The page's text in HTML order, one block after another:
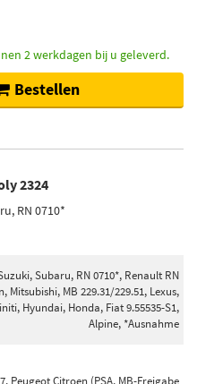
2 werkdagen bij u geleverd.
Bestellen
2324
RN 0710*
Subaru, RN 0710*, Renault RN
Mitsubishi, MB 229.31/229.51, Lexus,
Hyundai, Honda, Fiat 9.55535-S1,
Alpine, *Ausnahme
Peugeot Citroen (PSA, MB-Freigabe